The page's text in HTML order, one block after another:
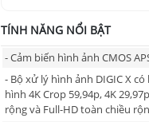
TÍNH NĂNG NỔI BẬT
- Cảm biến hình ảnh CMOS
- Bộ xử lý hình ảnh DIGIC X
hình 4K Crop 59,94p, 4K
rộng và Full-HD toàn chiều